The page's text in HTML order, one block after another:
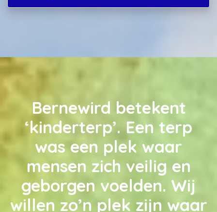
Bernewird betekent
‘kinderterp’. Een terp
was een plek waar
mensen zich veilig en
geborgen voelden. Wij
willen zo’n plek zijn waar